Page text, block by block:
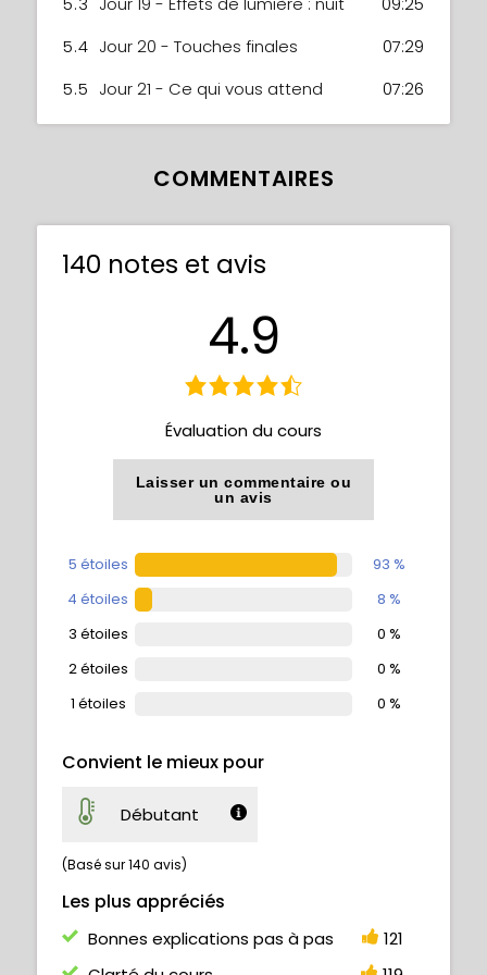
5.4 Jour 20 - Touches finales
07:29
5.5 Jour 21 - Ce qui vous attend 07:26
COMMENTAIRES
140 notes et avis
4.9
Évaluation du cours
Laisser un commentaire ou
un avis
5 étoiles
93 %
4 étoiles
8 %
3 étoiles
0 %
2 étoiles
0 %
1 étoiles
0 %
Convient le mieux pour
Débutant
(Basé sur 140 avis)
Les plus appréciés
Bonnes explications pas à pas
121